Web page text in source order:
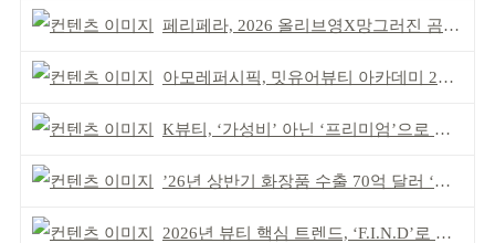
페리페라, 2026 올리브영X망그러진 곰 콜라보
아모레퍼시픽, 밋유어뷰티 아카데미 2기 발대식
K뷰티, ‘가성비’ 아닌 ‘프리미엄’으로 승부걸어야
’26년 상반기 화장품 수출 70억 달러 ‘역대 최고’
2026년 뷰티 핵심 트렌드, ‘F.I.N.D’로 읽는다